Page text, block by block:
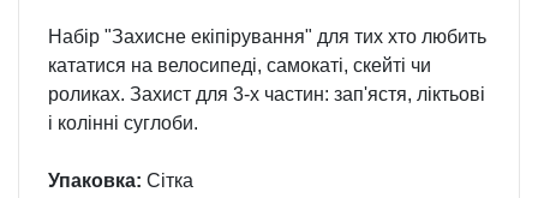
Набір "Захисне екіпірування" для тих хто любить
кататися на велосипеді, самокаті, скейті чи
роликах. Захист для 3-х частин: зап'ястя, ліктьові
і колінні суглоби.
Упаковка: Сітка